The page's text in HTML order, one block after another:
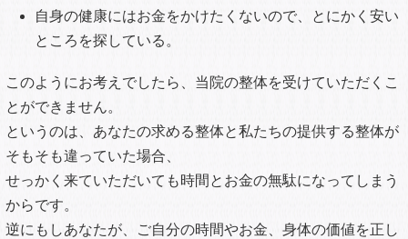
自身の健康にはお金をかけたくないので、とにかく安い
ところを探している。
このようにお考えでしたら、当院の整体を受けていただくこ
とができません。
というのは、あなたの求める整体と私たちの提供する整体が
そもそも違っていた場合、
せっかく来ていただいても時間とお金の無駄になってしまう
からです。
逆にもしあなたが、ご自分の時間やお金、身体の価値を正し